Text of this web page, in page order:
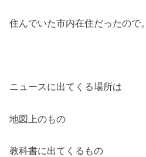
住んでいた市内在住だったので。
ニュースに出てくる場所は
地図上のもの
教科書に出てくるもの